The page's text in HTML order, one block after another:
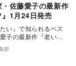
佐藤愛子の最新作
』1月24日発売
い』で知られるベス
子の最新作『老いは
社）が、1月24日に発
部